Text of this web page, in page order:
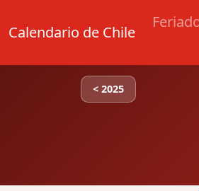
Calendario de Chile
< 2025